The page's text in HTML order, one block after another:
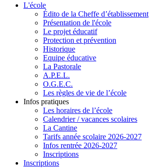
L'école
Édito de la Cheffe d’établissement
Présentation de l'école
Le projet éducatif
Protection et prévention
Historique
Equipe éducative
La Pastorale
A.P.E.L.
O.G.E.C.
Les règles de vie de l’école
Infos pratiques
Les horaires de l’école
Calendrier / vacances scolaires
La Cantine
Tarifs année scolaire 2026-2027
Infos rentrée 2026-2027
Inscriptions
Inscriptions